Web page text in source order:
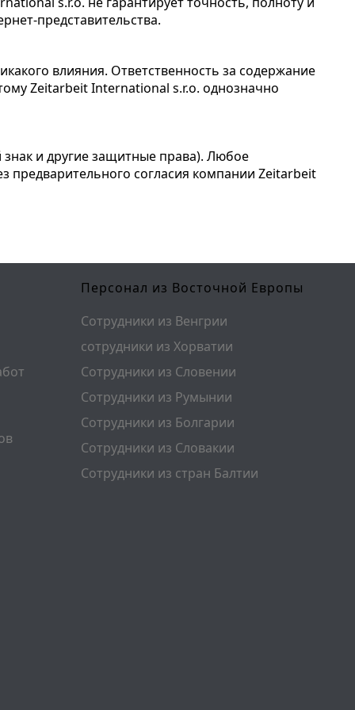
представительства.
влияния. Ответственность за содержание
Zeitarbeit International s.r.o. однозначно
и другие защитные права). Любое
предварительного согласия компании Zeitarbeit
Персонал из Восточной Европы
Сотрудники из Венгрии
сотрудники из Хорватии
Сотрудники из Словении
Сотрудники из Румынии
Сотрудники из Болгарии
Сотрудники из Словакии
Сотрудники из стран Балтии